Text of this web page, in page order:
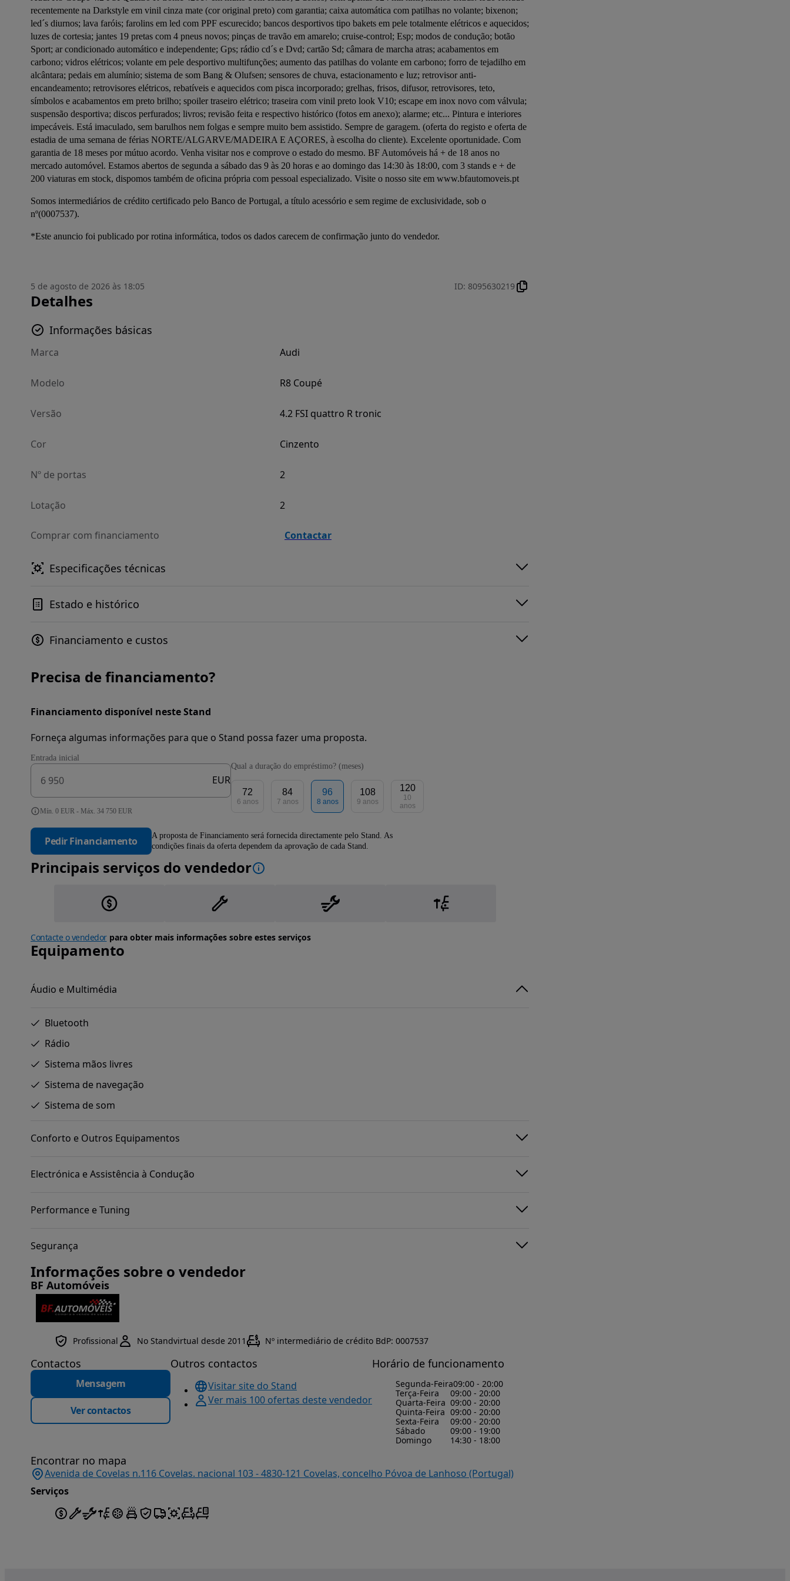
recentemente na Darkstyle em vinil cinza mate (cor original preto) com garantia; caixa automática com patilhas no volante; bixenon;
led´s diurnos; lava faróis; farolins em led com PPF escurecido; bancos desportivos tipo bakets em pele totalmente elétricos e aquecidos;
luzes de cortesia; jantes 19 pretas com 4 pneus novos; pinças de travão em amarelo; cruise-control; Esp; modos de condução; botão
Sport; ar condicionado automático e independente; Gps; rádio cd´s e Dvd; cartão Sd; câmara de marcha atras; acabamentos em
carbono; vidros elétricos; volante em pele desportivo multifunções; aumento das patilhas do volante em carbono; forro de tejadilho em
alcântara; pedais em alumínio; sistema de som Bang & Olufsen; sensores de chuva, estacionamento e luz; retrovisor anti-
encandeamento; retrovisores elétricos, rebatíveis e aquecidos com pisca incorporado; grelhas, frisos, difusor, retrovisores, teto,
símbolos e acabamentos em preto brilho; spoiler traseiro elétrico; traseira com vinil preto look V10; escape em inox novo com válvula;
suspensão desportiva; discos perfurados; livros; revisão feita e respectivo histórico (fotos em anexo); alarme; etc... Pintura e interiores
impecáveis. Está imaculado, sem barulhos nem folgas e sempre muito bem assistido. Sempre de garagem. (oferta do registo e oferta de
estadia de uma semana de férias NORTE/ALGARVE/MADEIRA E AÇORES, à escolha do cliente). Excelente oportunidade. Com
garantia de 18 meses por mútuo acordo. Venha visitar nos e comprove o estado do mesmo. BF Automóveis há + de 18 anos no
mercado automóvel. Estamos abertos de segunda a sábado das 9 às 20 horas e ao domingo das 14:30 às 18:00, com 3 stands e + de
200 viaturas em stock, dispomos também de oficina própria com pessoal especializado. Visite o nosso site em www.bfautomoveis.pt
Somos intermediários de crédito certificado pelo Banco de Portugal, a título acessório e sem regime de exclusividade, sob o
nº(0007537).
*Este anuncio foi publicado por rotina informática, todos os dados carecem de confirmação junto do vendedor.
5 de agosto de 2026 às 18:05 ID: 8095630219
Detalhes
Informações básicas
Marca Audi
Modelo R8 Coupé
Versão 4.2 FSI quattro R tronic
Cor Cinzento
Nº de portas 2
Lotação 2
Comprar com financiamento Contactar
Especificações técnicas
Estado e histórico
Financiamento e custos
Precisa de financiamento?
Financiamento disponível neste Stand
Forneça algumas informações para que o Stand possa fazer uma proposta.
Entrada inicial
EUR
Mín. 0 EUR - Máx. 34 750 EUR
Qual a duração do empréstimo? (meses)
72
6 anos
84
7 anos
96
8 anos
108
9 anos
120
10
anos
Pedir Financiamento
A proposta de Financiamento será fornecida directamente pelo Stand. As
condições finais da oferta dependem da aprovação de cada Stand.
Principais serviços do vendedor
Contacte o vendedorpara obter mais informações sobre estes serviços
Equipamento
Áudio e Multimédia
Bluetooth
Rádio
Sistema mãos livres
Sistema de navegação
Sistema de som
Conforto e Outros Equipamentos
Electrónica e Assistência à Condução
Performance e Tuning
Segurança
Informações sobre o vendedor
BF Automóveis
Profissional No Standvirtual desde 2011 Nº intermediário de crédito BdP: 0007537
Contactos
Mensagem
Ver contactos
Outros contactos
Visitar site do Stand
Ver mais 100 ofertas deste vendedor
Horário de funcionamento
Segunda-Feira09:00 - 20:00
Terça-Feira
09:00 - 20:00
Quarta-Feira 09:00 - 20:00
Quinta-Feira 09:00 - 20:00
Sexta-Feira
09:00 - 20:00
Sábado
09:00 - 19:00
Domingo
14:30 - 18:00
Encontrar no mapa
Avenida de Covelas n.116 Covelas. nacional 103 - 4830-121 Covelas, concelho Póvoa de Lanhoso (Portugal)
Serviços